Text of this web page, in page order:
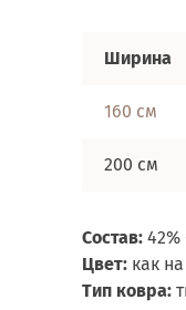
Ширина
160 см
200 см
Состав: 42%
Цвет: как
Тип ковра: